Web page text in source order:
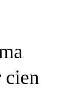
cien